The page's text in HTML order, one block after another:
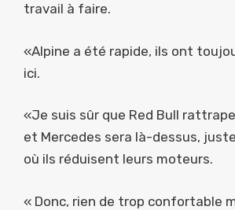
travail à faire.
«Alpine a été rapide, ils ont
ici.
«Je suis sûr que Red Bull
et Mercedes sera là-dessus,
où ils réduisent leurs moteurs.
« Donc, rien de trop confortable